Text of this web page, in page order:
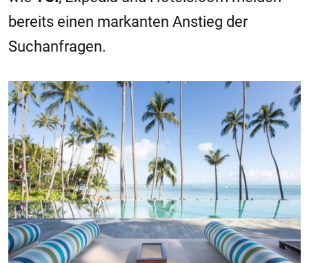
bereits einen markanten Anstieg der
Suchanfragen.